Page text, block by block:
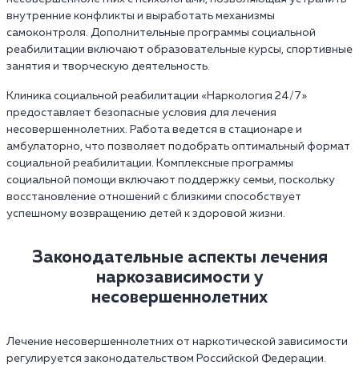
внутренние конфликты и выработать механизмы
самоконтроля. Дополнительные программы социальной
реабилитации включают образовательные курсы, спортивные
занятия и творческую деятельность.
Клиника социальной реабилитации «Наркология 24/7»‎
предоставляет безопасные условия для лечения
несовершеннолетних. Работа ведется в стационаре и
амбулаторно, что позволяет подобрать оптимальный формат
социальной реабилитации. Комплексные программы
социальной помощи включают поддержку семьи, поскольку
восстановление отношений с близкими способствует
успешному возвращению детей к здоровой жизни.
Законодательные аспекты лечения
наркозависимости у
несовершеннолетних
Лечение несовершеннолетних от наркотической зависимости
регулируется законодательством Российской Федерации.